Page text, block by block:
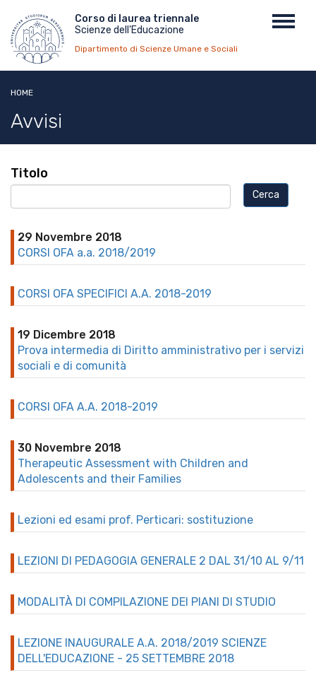
contenuto
principale
Menu
top
Corso di laurea triennale
Scienze dell'Educazione
Dipartimento di Scienze Umane e Sociali
HOME
Avvisi
Titolo
29 Novembre 2018
CORSI OFA a.a. 2018/2019
CORSI OFA SPECIFICI A.A. 2018-2019
19 Dicembre 2018
Prova intermedia di Diritto amministrativo per i servizi
sociali e di comunità
CORSI OFA A.A. 2018-2019
30 Novembre 2018
Therapeutic Assessment with Children and
Adolescents and their Families
Lezioni ed esami prof. Perticari: sostituzione
LEZIONI DI PEDAGOGIA GENERALE 2 DAL 31/10 AL 9/11
MODALITÀ DI COMPILAZIONE DEI PIANI DI STUDIO
LEZIONE INAUGURALE A.A. 2018/2019 SCIENZE
DELL'EDUCAZIONE - 25 SETTEMBRE 2018